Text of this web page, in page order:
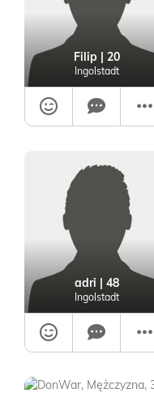
Filip | 20
Ingolstadt
adri | 48
Ingolstadt